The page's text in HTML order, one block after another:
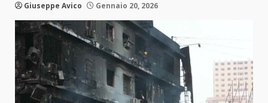
Giuseppe Avico Gennaio 20, 2026